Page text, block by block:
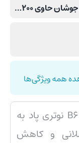
هر قرص جوشان حاوی 200 میلی گرم منیزیم و 2 میلی گرم ویتامین ب6
همه ویژگی‌ها
قرص جوشان منیزیم و ویتامین B۶ نوتری پاد به
و کاهش